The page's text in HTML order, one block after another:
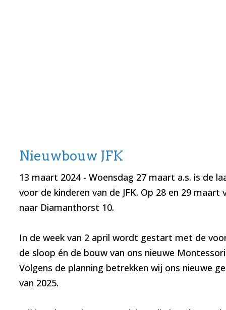
Nieuwbouw JFK
13 maart 2024- Woensdag 27 maart a.s. is de
voor de kinderen van de JFK. Op 28 en 29
naar Diamanthorst 10.
In de week van 2 april wordt gestart met de
de sloop én de bouw van ons nieuwe
Volgens de planning betrekken wij ons nieuwe
van 2025.